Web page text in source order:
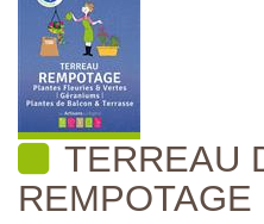
TERREAU